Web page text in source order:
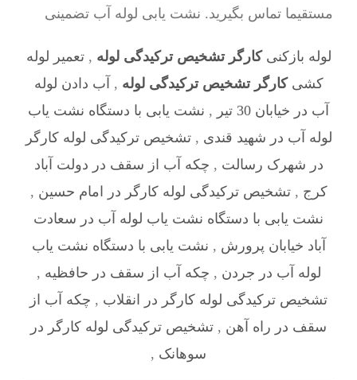
مستقیما تماس بگیرید. نشت یابی لوله آب تضمینی
لوله بازکنیکارگر تشخیص ترکیدگی لوله ,تعمیر لوله
کشیکارگر تشخیص ترکیدگی لوله , آب دادن لوله
آب در خیابان 30 تیر
, نشت یابی با دستگاه نشت یاب
لوله آب در شهید قندی ,تشخیص ترکیدگی لوله کارگر
در شهرک رسالت , چکه آب از سقف در دولت آباد
کرج ,تشخیص ترکیدگی لوله کارگر در امام حسین ,
نشت یابی با دستگاه نشت یاب لوله آب در سعادت
آباد خیابان پرورش , نشت یابی با دستگاه نشت یاب
لوله آب در جردن , چکه آب از سقف در حافظیه ,
تشخیص ترکیدگی لوله کارگر در انقلاب , چکه آب از
سقف در راه آهن , تشخیص ترکیدگی لوله کارگر در
سوهانک ,